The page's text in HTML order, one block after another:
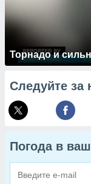
Торнадо и
Следуйте за
Погода в